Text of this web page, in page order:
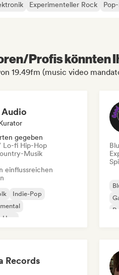
Experimenteller Rock
Profis könnten
19.49fm (music video
Audio
gegeben
Lo-fi Hip-Hop
Musik
einflussreichen
Indie-Pop
Records